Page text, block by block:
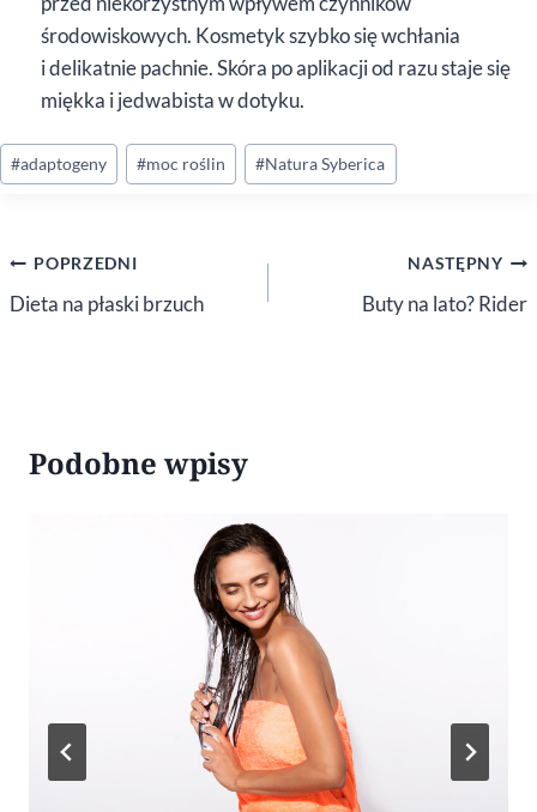
środowiskowych. Kosmetyk szybko się wchłania
i delikatnie pachnie. Skóra po aplikacji od razu staje się
miękka i jedwabista w dotyku.
Tagi
wpisu:
#adaptogeny #moc roślin #Natura Syberica
Nawigacja
wpisu
POPRZEDNI
Dieta na płaski brzuch
NASTĘPNY
Buty na lato? Rider
Podobne wpisy